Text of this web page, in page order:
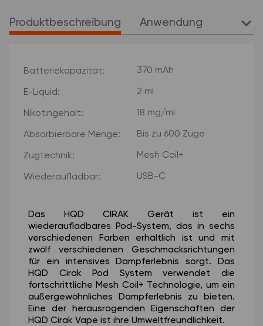
Produktbeschreibung Anwendung
Produkteigenschaft
Wert
Batteriekapazität: 370 mAh
E-Liquid: 2 ml
Nikotingehalt: 18 mg/ml
Absorbierbare Menge: Bis zu 600 Züge
Zugtechnik: Mesh Coil+
Wiederaufladbar: USB-C
Das HQD CIRAK Gerät ist ein
wiederaufladbares Pod-System, das in sechs
verschiedenen Farben erhältlich ist und mit
zwölf verschiedenen Geschmacksrichtungen
für ein intensives Dampferlebnis sorgt. Das
HQD Cirak Pod System verwendet die
fortschrittliche Mesh Coil+ Technologie, um ein
außergewöhnliches Dampferlebnis zu bieten.
Eine der herausragenden Eigenschaften der
HQD Cirak Vape ist ihre Umweltfreundlichkeit.